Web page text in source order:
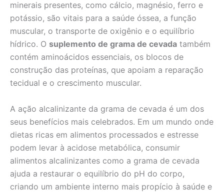
minerais presentes, como cálcio, magnésio, ferro e
potássio, são vitais para a saúde óssea, a função
muscular, o transporte de oxigênio e o equilíbrio
hídrico. O suplemento de grama de cevada também
contém aminoácidos essenciais, os blocos de
construção das proteínas, que apoiam a reparação
tecidual e o crescimento muscular.
A ação alcalinizante da grama de cevada é um dos
seus benefícios mais celebrados. Em um mundo onde
dietas ricas em alimentos processados e estresse
podem levar à acidose metabólica, consumir
alimentos alcalinizantes como a grama de cevada
ajuda a restaurar o equilíbrio do pH do corpo,
criando um ambiente interno mais propício à saúde e